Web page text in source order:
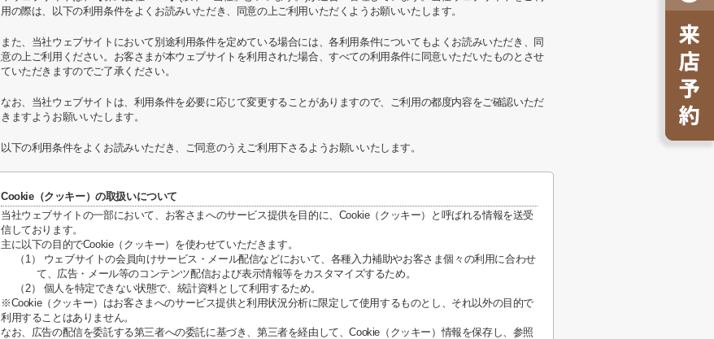
用の際は、以下の利用条件をよくお読みいただき、同意の上ご利用いただくようお願いいたします。
また、当社ウェブサイトにおいて別途利用条件を定めている場合には、各利用条件についてもよくお読みいただき、同
意の上ご利用ください。お客さまが本ウェブサイトを利用された場合、すべての利用条件に同意いただいたものとさせ
ていただきますのでご了承ください。
なお、当社ウェブサイトは、利用条件を必要に応じて変更することがありますので、ご利用の都度内容をご確認いただ
きますようお願いいたします。
以下の利用条件をよくお読みいただき、ご同意のうえご利用下さるようお願いいたします。
Cookie（クッキー）の取扱いについて
当社ウェブサイトの一部において、お客さまへのサービス提供を目的に、Cookie（クッキー）と呼ばれる情報を送受
信しております。
主に以下の目的でCookie（クッキー）を使わせていただきます。
（1） ウェブサイトの会員向けサービス・メール配信などにおいて、各種入力補助やお客さま個々の利用に合わせ
て、広告・メール等のコンテンツ配信および表示情報等をカスタマイズするため。
（2） 個人を特定できない状態で、統計資料として利用するため。
※Cookie（クッキー）はお客さまへのサービス提供と利用状況分析に限定して使用するものとし、それ以外の目的で
利用することはありません。
なお、広告の配信を委託する第三者への委託に基づき、第三者を経由して、Cookie（クッキー）情報を保存し、参照